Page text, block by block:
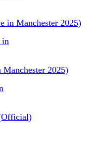
in Manchester 2025)
2025)